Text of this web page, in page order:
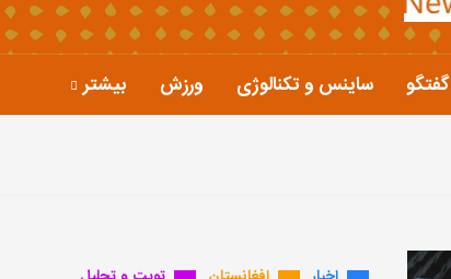
گفتگو ساینس و تکنالوژی ورزش بیشتر